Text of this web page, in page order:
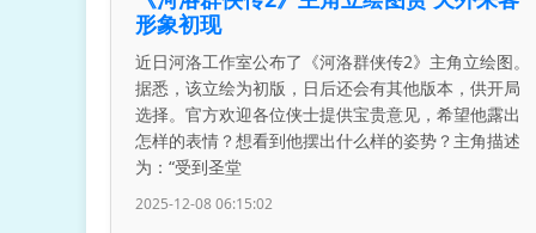
形象初现
近日河洛工作室公布了《河洛群侠传2》主角立绘图。
据悉，该立绘为初版，日后还会有其他版本，供开局
选择。官方欢迎各位侠士提供宝贵意见，希望他露出
怎样的表情？想看到他摆出什么样的姿势？主角描述
为：“受到圣堂
2025-12-08 06:15:02